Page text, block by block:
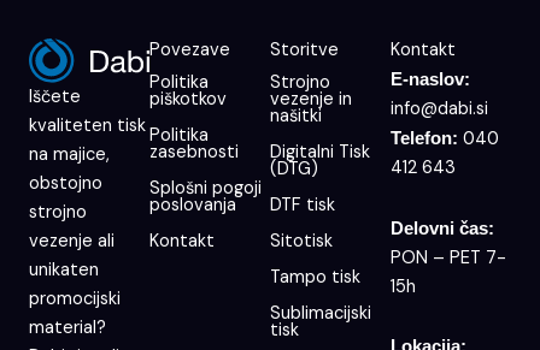
Iščete
kvaliteten tisk
na majice,
obstojno
strojno
vezenje ali
unikaten
promocijski
material?
Povezave
Politika
piškotkov
Politika
zasebnosti
Splošni pogoji
poslovanja
Kontakt
Storitve
Strojno
vezenje in
našitki
Digitalni Tisk
(DTG)
DTF tisk
Sitotisk
Tampo tisk
Sublimacijski
tisk
Kontakt
E-naslov:
info@dabi.si
Telefon: 040
412 643
Delovni čas:
PON – PET 7-
15h
Lokacija: